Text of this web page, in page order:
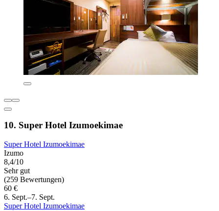
10. Super Hotel Izumoekimae
Super Hotel Izumoekimae
Izumo
8,4/10
Sehr gut
(259 Bewertungen)
60 €
6. Sept.–7. Sept.
Super Hotel Izumoekimae